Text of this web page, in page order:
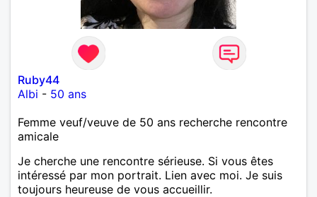
Ruby44
Albi - 50 ans
Femme veuf/veuve de 50 ans recherche rencontre
amicale
Je cherche une rencontre sérieuse. Si vous êtes
intéressé par mon portrait. Lien avec moi. Je suis
toujours heureuse de vous accueillir.